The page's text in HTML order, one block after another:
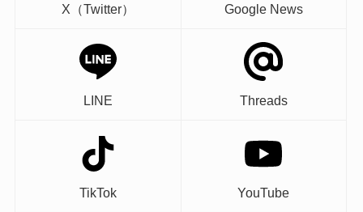
X（Twitter） Google News
LINE Threads
TikTok YouTube